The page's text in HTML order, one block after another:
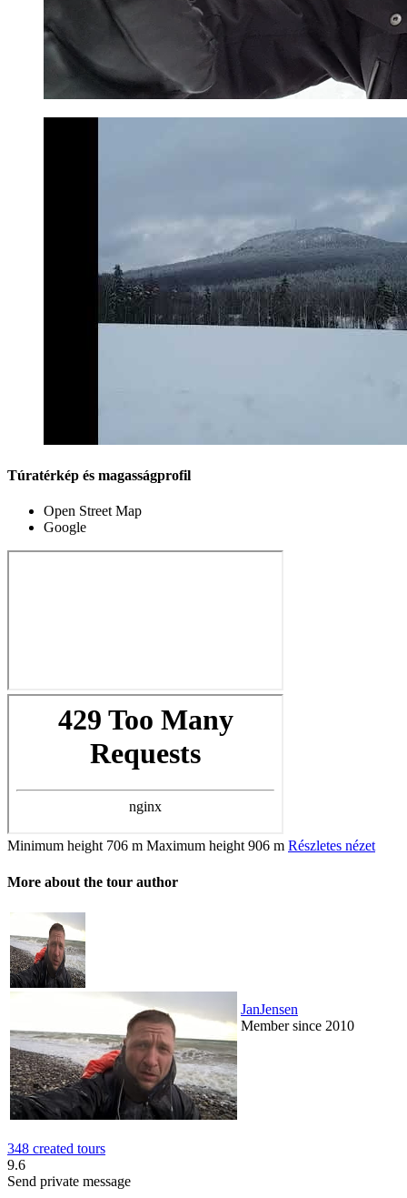
Túratérkép és magasságprofil
Open Street Map
Google
Minimum height 706 m Maximum height 906 m Részletes nézet
More about the tour author
JanJensen
Member since 2010
348 created tours
9.6
Send private message